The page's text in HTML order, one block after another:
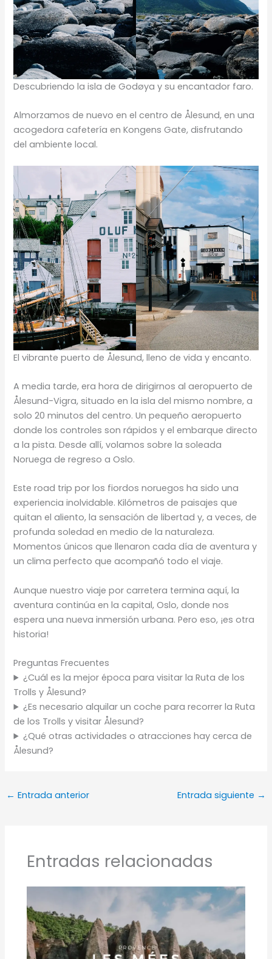
Descubriendo la isla de Godøya y su encantador faro.
Almorzamos de nuevo en el centro de Ålesund, en una
acogedora cafetería en Kongens Gate, disfrutando
del ambiente local.
El vibrante puerto de Ålesund, lleno de vida y encanto.
A media tarde, era hora de dirigirnos al aeropuerto de
Ålesund-Vigra, situado en la isla del mismo nombre, a
solo 20 minutos del centro. Un pequeño aeropuerto
donde los controles son rápidos y el embarque directo
a la pista. Desde allí, volamos sobre la soleada
Noruega de regreso a Oslo.
Este road trip por los fiordos noruegos ha sido una
experiencia inolvidable. Kilómetros de paisajes que
quitan el aliento, la sensación de libertad y, a veces, de
profunda soledad en medio de la naturaleza.
Momentos únicos que llenaron cada día de aventura y
un clima perfecto que acompañó todo el viaje.
Aunque nuestro viaje por carretera termina aquí, la
aventura continúa en la capital, Oslo, donde nos
espera una nueva inmersión urbana. Pero eso, ¡es otra
historia!
Preguntas Frecuentes
¿Cuál es la mejor época para visitar la Ruta de los
Trolls y Ålesund?
¿Es necesario alquilar un coche para recorrer la Ruta
de los Trolls y visitar Ålesund?
¿Qué otras actividades o atracciones hay cerca de
Ålesund?
← Entrada anterior Entrada siguiente →
Entradas relacionadas